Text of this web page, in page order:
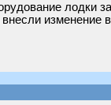
лодки
изменение